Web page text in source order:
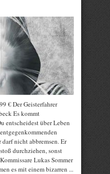
€ Der Geisterfahrer
Es kommt
entscheidest über Leben
nicht abbremsen. Er
durchziehen, sonst
Lukas Sommer
es mit einem bizarren ...